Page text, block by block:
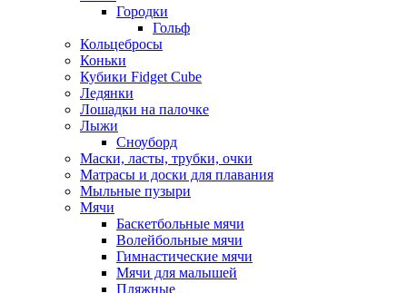
Городки
Гольф
Кольцебросы
Коньки
Кубики Fidget Cube
Ледянки
Лошадки на палочке
Лыжи
Сноуборд
Маски, ласты, трубки, очки
Матрасы и доски для плавания
Мыльные пузыри
Мячи
Баскетбольные мячи
Волейбольные мячи
Гимнастические мячи
Мячи для малышей
Пляжные